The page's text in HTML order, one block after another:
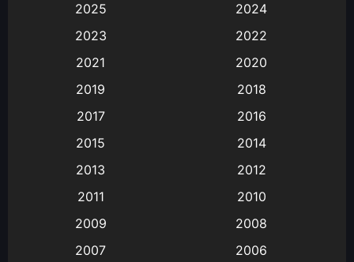
Animation การ์ตูน
Animation อนิเมะ
Animation แอนิเมชัน
(9)
Big tits (นมใหญ่)
2025
2024
2023
2022
2021
2020
2019
2018
2017
2016
2015
2014
2013
2012
2011
2010
2009
2008
2007
2006